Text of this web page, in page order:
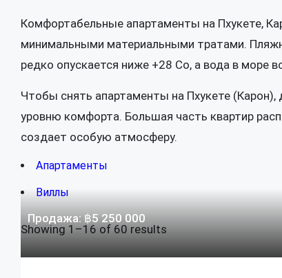
Комфортабельные апартаменты на Пхукете,
минимальными материальными тратами.
редко опускается ниже +28 Co, а вода в море
Чтобы снять апартаменты на Пхукете
уровню комфорта. Большая часть квартир
создает особую атмосферу.
Апартаменты
Виллы
Showing 1–16 of 60 results
Продажа: ฿5 250 000